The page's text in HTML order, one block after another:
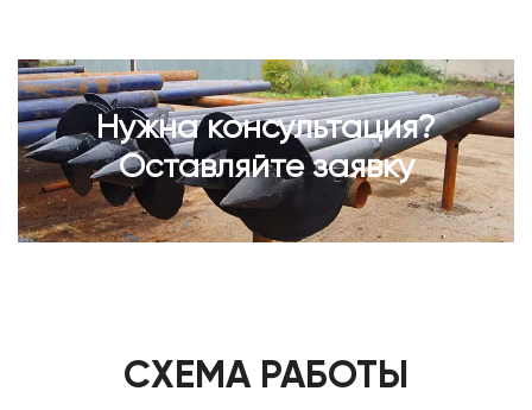
Нужна консультация?
Оставляйте заявку
СХЕМА РАБОТЫ